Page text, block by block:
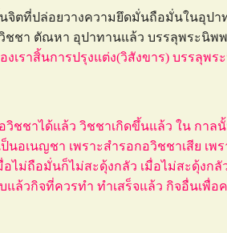
จิตที่ปล่อยวางความยึดมั่นถือมั่นในอุป
ชชา ตัณหา อุปาทานแล้ว บรรลุพระนิพ
งเราสิ้นการปรุงแต่ง(วิสังขาร) บรรลุพ
ชชาได้แล้ว วิชชาเกิดขึ้นแล้ว ใน กาล
อเนญชา เพราะสำรอกอวิชชาเสีย เพ
ไม่ถือมั่นก็ไม่สะดุ้งกลัว เมื่อไม่สะดุ้งก
วกิจที่ควรทำ ทำเสร็จแล้ว กิจอื่นเพื่อ